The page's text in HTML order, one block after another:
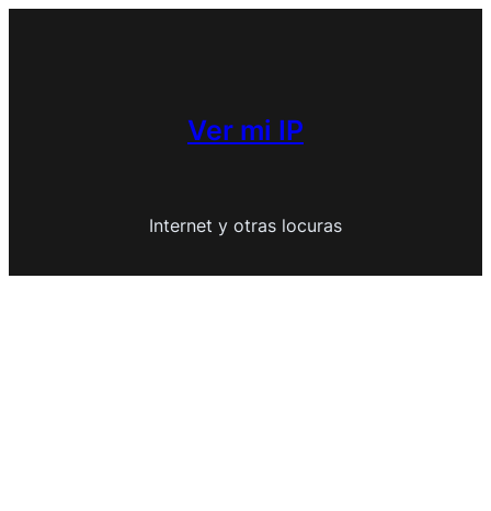
Ver mi IP
Internet y otras locuras